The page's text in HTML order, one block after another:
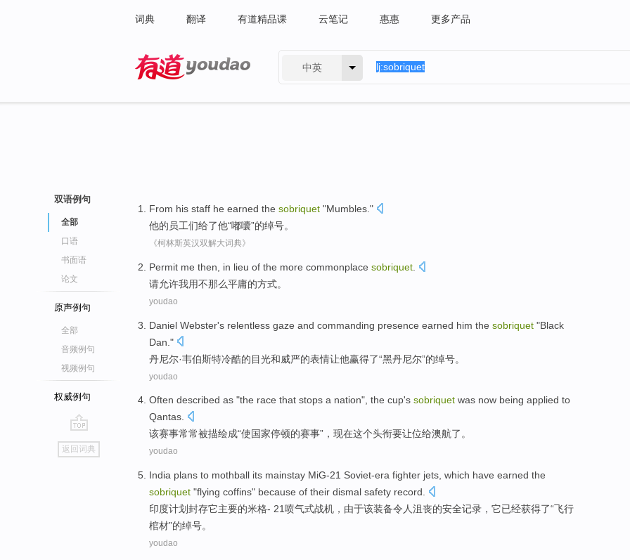
词典 翻译 有道精品课 云笔记 惠惠 更多产品
中英
双语例句
全部
口语
书面语
论文
原声例句
全部
音频例句
视频例句
权威例句
go
top
返回词典
From his staff he earned the sobriquet "Mumbles ."
他的员工们给了他“嘟囔”的绰号。
《柯林斯英汉双解大词典》
Permit me then in lieu of the more commonplace sobriquet
请允许我用不那么平庸的方式。
youdao
Daniel Webster's relentless gaze and commanding presence earned him the sobriquet "Black
Dan ."
丹尼尔·韦伯斯特冷酷的目光和威严的表情让他赢得了“黑丹尼尔”的绰号。
youdao
Often described as "the race that stops a nation", the cup's sobriquet was now being applied to
Qantas.
该赛事常常被描绘成“使国家停顿的赛事”， 现在这个头衔要让位给澳航了。
youdao
India plans to mothball its mainstay MiG-21 Soviet-era fighter jets which have earned the
sobriquet "flying coffins" because of their dismal safety record
印度计划封存它主要的米格- 21喷气式战机 ， 由于该装备令人沮丧的安全记录， 它已经获得了“飞行
棺材”的绰号。
youdao